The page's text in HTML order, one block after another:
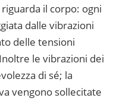
il corpo: ogni
dalle vibrazioni
delle tensioni
le vibrazioni dei
di sé; la
vengono sollecitate